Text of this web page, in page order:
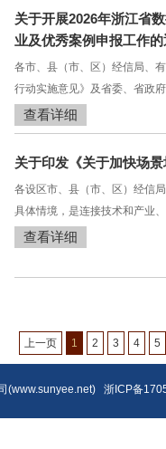
关于开展2026年浙江省
业及优秀案例申报工作
各市、县（市、区）经信局、
行动实施意见》及省委、省政
查看详细
关于印发《关于加快场
各设区市、县（市、区）经信
具体情境，是连接技术和产业
查看详细
上一页 1 2 3 4 5
(www.sunyee.net) 浙ICP备